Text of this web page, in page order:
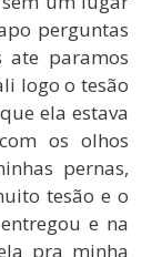
perguntas
paramos
logo o tesão
ela estava
os olhos
pernas,
tesão e o
e na
pra minha